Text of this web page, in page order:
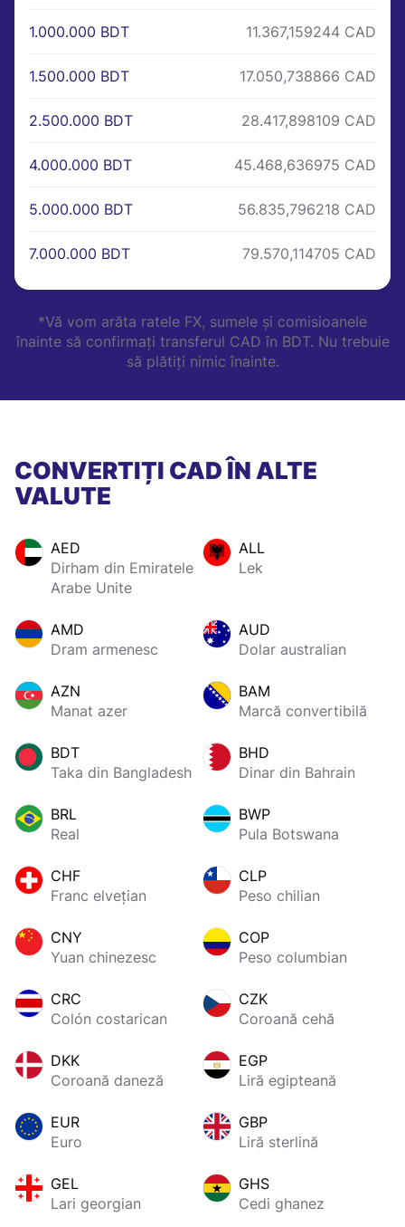
1.000.000 BDT 11.367,159244 CAD
1.500.000 BDT 17.050,738866 CAD
2.500.000 BDT 28.417,898109 CAD
4.000.000 BDT 45.468,636975 CAD
5.000.000 BDT 56.835,796218 CAD
7.000.000 BDT 79.570,114705 CAD
*Vă vom arăta ratele FX, sumele și comisioanele
înainte să confirmați transferul CAD în BDT. Nu trebuie
să plătiți nimic înainte.
CONVERTIȚI CAD ÎN ALTE
VALUTE
AED
Dirham din Emiratele
Arabe Unite
ALL
Lek
AMD
Dram armenesc
AUD
Dolar australian
AZN
Manat azer
BAM
Marcă convertibilă
BDT
Taka din Bangladesh
BHD
Dinar din Bahrain
BRL
Real
BWP
Pula Botswana
CHF
Franc elvețian
CLP
Peso chilian
CNY
Yuan chinezesc
COP
Peso columbian
CRC
Colón costarican
CZK
Coroană cehă
DKK
Coroană daneză
EGP
Liră egipteană
EUR
Euro
GBP
Liră sterlină
GEL
Lari georgian
GHS
Cedi ghanez